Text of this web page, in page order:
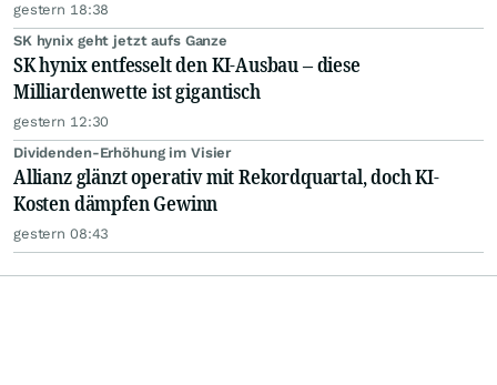
gestern 18:38
SK hynix geht jetzt aufs Ganze
SK hynix entfesselt den KI-Ausbau – diese
Milliardenwette ist gigantisch
gestern 12:30
Dividenden-Erhöhung im Visier
Allianz glänzt operativ mit Rekordquartal, doch KI-
Kosten dämpfen Gewinn
gestern 08:43